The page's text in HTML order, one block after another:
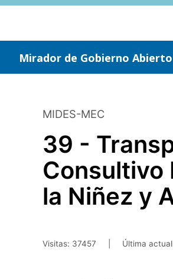
Saltar
Mirador de Gobierno Abierto
MIDES-MEC
39 -
Consultivo
la Niñez y
Visitas: 37457 Última